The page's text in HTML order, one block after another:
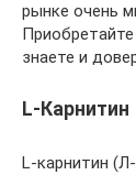
рынке очень
знаете и
L-Карнитин
L-карнитин